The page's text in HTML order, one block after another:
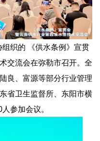
织的 《供水条例》宣贯
交流会在弥勒市召开。全
良、富源等部分行业管理
省卫生监督所、东阳市横
参加会议。